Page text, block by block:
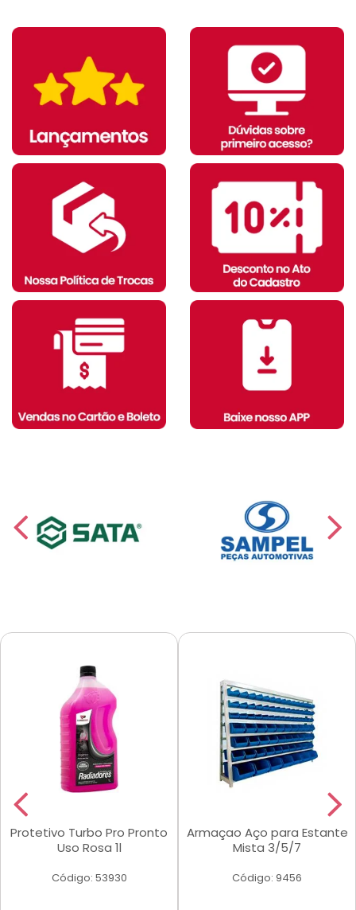
Protetivo Turbo Pro Pronto
Uso Rosa 1l
Código: 53930
Armaçao Aço para Estante
Mista 3/5/7
Código: 9456